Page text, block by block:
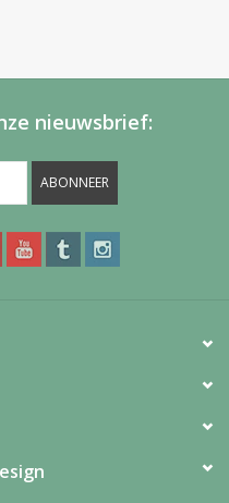
nieuwsbrief:
ABONNEER